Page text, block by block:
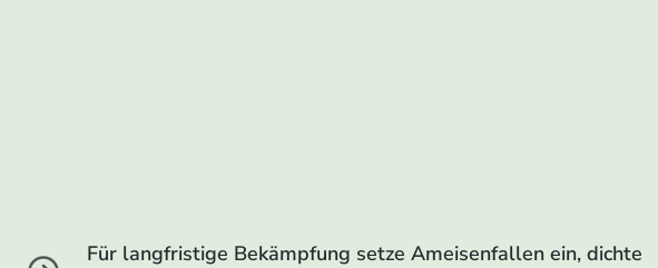
Für langfristige Bekämpfung setze Ameisenfallen ein, dichte